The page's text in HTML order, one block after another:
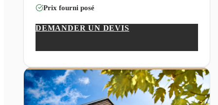
Prix fourni posé
DEMANDER UN DEVIS